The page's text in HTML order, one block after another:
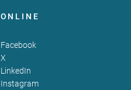
ONLINE
Facebook
X
LinkedIn
Instagram